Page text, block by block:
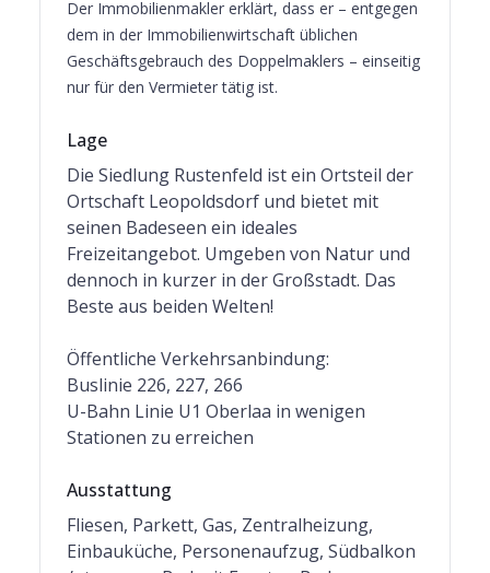
Der Immobilienmakler erklärt, dass er – entgegen
dem in der Immobilienwirtschaft üblichen
Geschäftsgebrauch des Doppelmaklers – einseitig
nur für den Vermieter tätig ist.
Lage
Die Siedlung Rustenfeld ist ein Ortsteil der
Ortschaft Leopoldsdorf und bietet mit
seinen Badeseen ein ideales
Freizeitangebot. Umgeben von Natur und
dennoch in kurzer in der Großstadt. Das
Beste aus beiden Welten!
Öffentliche Verkehrsanbindung:
Buslinie 226, 227, 266
U-Bahn Linie U1 Oberlaa in wenigen
Stationen zu erreichen
Ausstattung
Fliesen, Parkett, Gas, Zentralheizung,
Einbauküche, Personenaufzug, Südbalkon